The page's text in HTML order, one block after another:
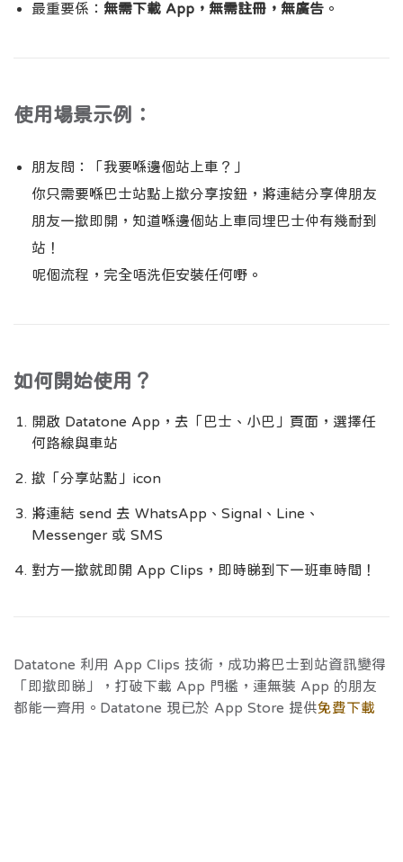
最重要係： 無需下載 App，無需註冊，無廣告 。
使用場景示例：
朋友問：「我要喺邊個站上車？」
你只需要喺巴士站點上撳分享按鈕，將連結分享俾朋友
朋友一撳即開，知道喺邊個站上車同埋巴士仲有幾耐到
站！
呢個流程，完全唔洗佢安裝任何嘢。
如何開始使用？
開啟 Datatone App，去「巴士、小巴」頁面，選擇任
何路線與車站
撳「分享站點」icon
將連結 send 去 WhatsApp、Signal、Line、
Messenger 或 SMS
對方一撳就即開 App Clips，即時睇到下一班車時間！
Datatone 利用 App Clips 技術，成功將巴士到站資訊變得
「即撳即睇」，打破下載 App 門檻，連無裝 App 的朋友
都能一齊用。Datatone 現已於 App Store 提供免費下載